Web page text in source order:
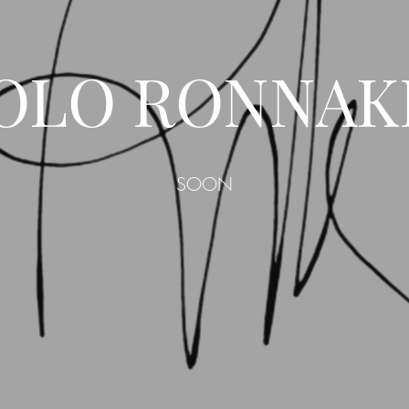
SOON